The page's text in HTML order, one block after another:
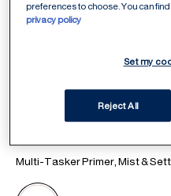
Multi-Tasker Primer, Mist &
preferences to choose. You can
privacy policy
Set my
Reject All